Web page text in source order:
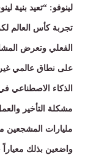
لينوفو: “تعيد بنية
تجربة كأس العالم
الفعلي وتعرض
على نطاق عالمي
الذكاء الاصطناعي
مشكلة التأخير
مليارات
واضعين بذلك معياراً